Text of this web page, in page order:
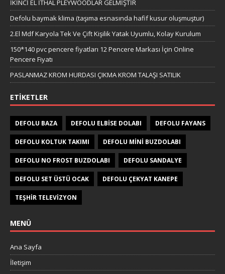
İKİNCİ EL İTHAL PLEYWOODLAR GELMİŞTİR
Defolu baymak klima (taşıma esnasında hafif kusur oluşmuştur)
2.El Mdf Karyola Tek Ve Çift Kişilik Yatak Uyumlu, Kolay Kurulum
150*140 pvc pencere fiyatları 12 Pencere Markası İçin Online
Pencere Fiyatı
PASLANMAZ KROM HURDASI ÇIKMA KROM TALAŞI SATILIK
ETIKETLER
DEFOLU BAZA DEFOLU ELBISE DOLABI DEFOLU FAYANS
DEFOLU KOLTUK TAKIMI DEFOLU MINI BUZDOLABI
DEFOLU NO FROST BUZDOLABI DEFOLU SANDALYE
DEFOLU SET ÜSTÜ OCAK DEFOLU ÇEKYAT KANEPE
TEŞHIR TELEVIZYON
MENÜ
Ana Sayfa
İletişim